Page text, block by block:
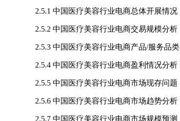
2.5.1 中国医疗美容行业电商总体开展情况
2.5.2 中国医疗美容行业电商交易规模分析
2.5.3 中国医疗美容行业电商产品/服务品类
2.5.4 中国医疗美容行业电商盈利情况分析
2.5.5 中国医疗美容行业电商市场现存问题
2.5.6 中国医疗美容行业电商市场趋势分析
2.5.7 中国医疗美容行业电商市场规模预测